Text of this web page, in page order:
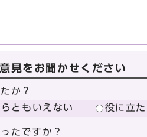
見をお聞かせください
か？
ともいえない 役に立
たですか？